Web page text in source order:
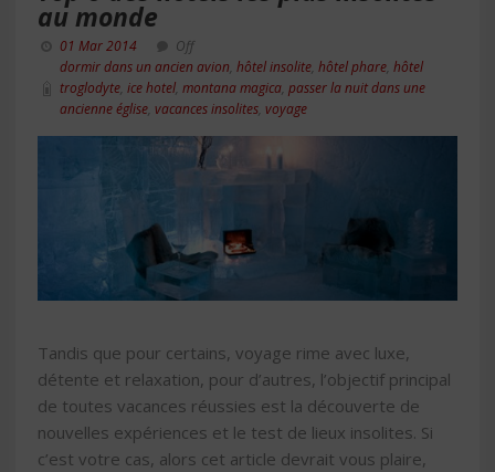
au monde
01 Mar 2014
Off
dormir dans un ancien avion hôtel insolite hôtel phare hôtel
troglodyte ice hotel montana magica passer la nuit dans une
ancienne église vacances insolites voyage
Tandis que pour certains, voyage rime avec luxe,
détente et relaxation, pour d’autres, l’objectif principal
de toutes vacances réussies est la découverte de
nouvelles expériences et le test de lieux insolites. Si
c’est votre cas, alors cet article devrait vous plaire,